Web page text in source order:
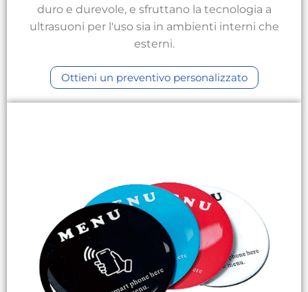
duro e durevole, e sfruttano la tecnologia a
ultrasuoni per l'uso sia in ambienti interni che
esterni.
Ottieni un preventivo personalizzato